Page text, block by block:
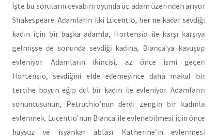
İşte bu soruların cevabını oyunda üç adam üzerinden arıyor
Shakespeare. Adamların ilki Lucentio, her ne kadar sevdiği
kadın için bir başka adamla, Hortensio ile karşı karşıya
gelmişse de sonunda sevdiği kadına, Bianca’ya kavuşup
evleniyor. Adamların ikincisi, az önce ismi geçen
Hortensio, sevdiğini elde edemeyince daha makul bir
tercihe boyun eğip dul bir kadın ile evleniyor. Adamların
sonuncusunun, Petruchio’nun derdi zengin bir kadınla
evlenmek. Lucentio’nun Bianca ile evlenebilmesi için önce
huysuz ve isyankar ablası Katherine’in evlenmesi